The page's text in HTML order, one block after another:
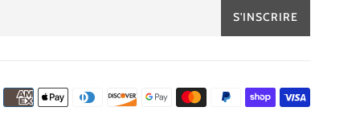
S'INSCRIRE
Icônes